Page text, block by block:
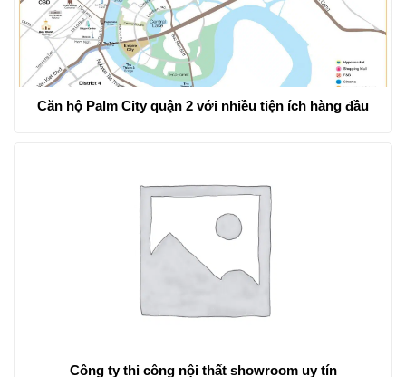
Căn hộ Palm City quận 2 với nhiều tiện ích hàng đầu
Công ty thi công nội thất showroom uy tín